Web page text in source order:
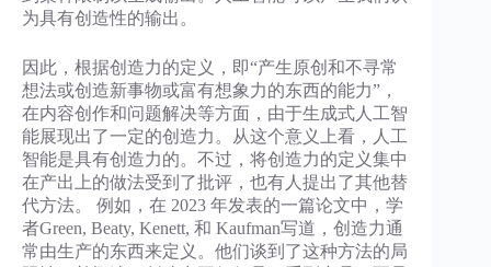
为具有创造性的输出。
因此，根据创造力的定义，即“产生原创和不寻常
想法或创造新事物或富有想象力的东西的能力”，
在内容创作和问题解决等方面，由于生成式人工智
能展现出了一定的创造力。从这个意义上看，人工
智能是具有创造力的。不过，将创造力的定义集中
在产出上的做法受到了批评，也有人提出了其他替
代方法。 例如，在 2023 年发表的一篇论文中，学
者Green, Beaty, Kenett, 和 Kaufman写道，创造力通
常由生产的东西来定义。他们谈到了这种方法的局